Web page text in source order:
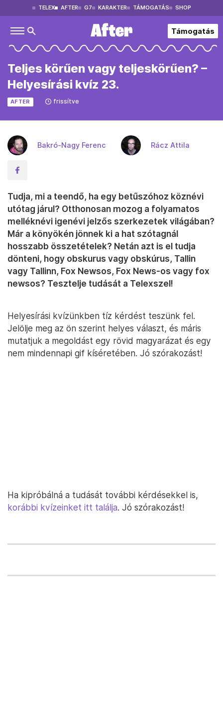
TELEX AFTER G7 KARAKTER TÁMOGATÁS SHOP
Támogatás
Teljes körűen vagy teljeskörűen? –
Helyesírási kvíz 23.
AFTER frissítve
Bakró-Nagy Ferenc Rácz Attila
Tudja, mi a teendő, ha egy betűszóhoz köznévi
utótag járul? Otthonosan mozog a folyamatos
melléknévi igenévi jelzős szerkezetek világában?
Már a könyökén jönnek ki a hat szótagnál
hosszabb összetételek? Netán azt is el tudja
dönteni, hogy obskurus vagy obskúrus, Tallin
vagy Tallinn, Fox Newsos, Fox News-os vagy fox
newsos? Tesztelje tudását a Telexszel!
Helyesírási kvízünkben tíz kérdést teszünk fel.
Jelölje meg az ön szerint helyes választ, és máris
mutatjuk a megoldást egy rövid magyarázat és egy
nem mindennapi gif kíséretében. Jó szórakozást!
Ha kipróbálná a tudását további kérdésekkel is,
korábbi kvízeinket itt találja. Jó szórakozást!